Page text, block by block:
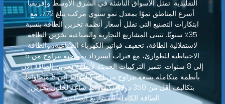
التقليدية. تمثل الأسواق الناشئة في الشرق الأوسط وإفريقيا
أسرع المناطق نموًا بمعدل نمو سنوي مركب يبلغ 72٪، مع
ابتكارات التصنيع التي تقلل أسعار أنظمة تخزين الطاقة بنسبة
35٪ سنويًا. تتبنى المشاريع التجارية والصناعية تخزين الطاقة
لاستقلالية الطاقة، تخفيف فواتير الكهرباء الصناعية، والطاقة
الاحتياطية للطوارئ، مع فترات استرداد نموذجية تتراوح من 5
إلى 8 سنوات. تتميز التركيبات الحديثة لأنظمة تخزين الطاقة الآن
بأنظمة متكاملة بسعة تتراوح من 80 كيلوواط إلى 8 ميجاواط
بتكاليف أقل من 350 دولارًا/كيلوواط ساعة لحلول تخزين
الطاقة الكاملة للمشاريع الصناعية.